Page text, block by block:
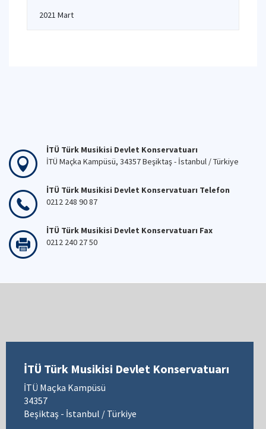
2021 Mart
İTÜ Türk Musikisi Devlet Konservatuarı
İTÜ Maçka Kampüsü, 34357 Beşiktaş - İstanbul / Türkiye
İTÜ Türk Musikisi Devlet Konservatuarı Telefon
0212 248 90 87
İTÜ Türk Musikisi Devlet Konservatuarı Fax
0212 240 27 50
İTÜ Türk Musikisi Devlet Konservatuarı
İTÜ Maçka Kampüsü
34357
Beşiktaş - İstanbul / Türkiye